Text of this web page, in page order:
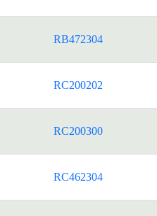
RB472304
RC200202
RC200300
RC462304